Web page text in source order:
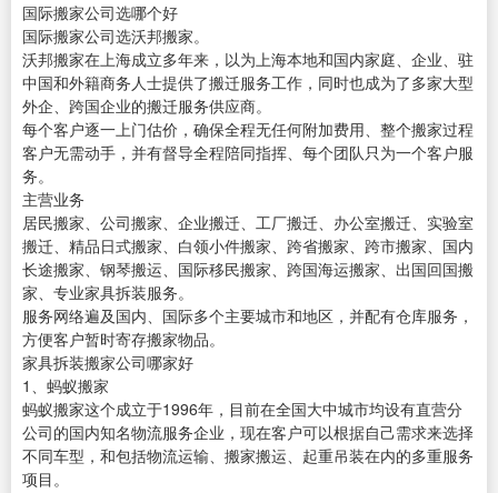
国际搬家公司选哪个好
国际搬家公司选沃邦搬家。
沃邦搬家在上海成立多年来，以为上海本地和国内家庭、企业、驻
中国和外籍商务人士提供了搬迁服务工作，同时也成为了多家大型
外企、跨国企业的搬迁服务供应商。
每个客户逐一上门估价，确保全程无任何附加费用、整个搬家过程
客户无需动手，并有督导全程陪同指挥、每个团队只为一个客户服
务。
主营业务
居民搬家、公司搬家、企业搬迁、工厂搬迁、办公室搬迁、实验室
搬迁、精品日式搬家、白领小件搬家、跨省搬家、跨市搬家、国内
长途搬家、钢琴搬运、国际移民搬家、跨国海运搬家、出国回国搬
家、专业家具拆装服务。
服务网络遍及国内、国际多个主要城市和地区，并配有仓库服务，
方便客户暂时寄存搬家物品。
家具拆装搬家公司哪家好
1、蚂蚁搬家
蚂蚁搬家这个成立于1996年，目前在全国大中城市均设有直营分
公司的国内知名物流服务企业，现在客户可以根据自己需求来选择
不同车型，和包括物流运输、搬家搬运、起重吊装在内的多重服务
项目。